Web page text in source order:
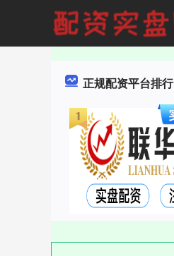
正规配资平台排行